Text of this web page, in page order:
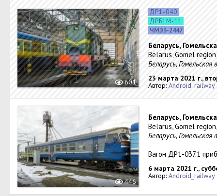
601
ДР1-040
ДРБ1М-11
ЧМЭ3-2447
Беларусь,
Belarus, Gomel
Беларусь, Гомельская
23 марта 2021 г.,
Автор: Android_railway
446
Беларусь,
Belarus, Gomel
Беларусь, Гомельская
Вагон ДР1-037.1
6 марта 2021 г.,
Автор: Android_railway